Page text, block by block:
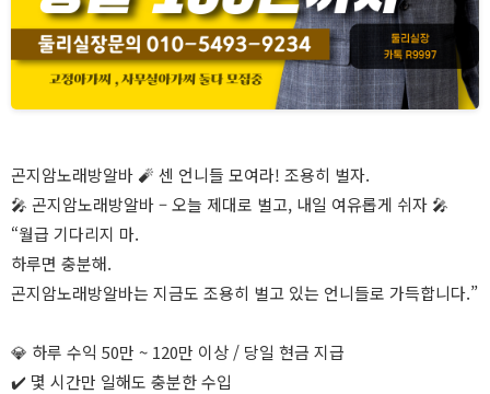
곤지암노래방알바 🧨 센 언니들 모여라! 조용히 벌자.
🎤 곤지암노래방알바 – 오늘 제대로 벌고, 내일 여유롭게 쉬자 🎤
“월급 기다리지 마.
하루면 충분해.
곤지암노래방알바는 지금도 조용히 벌고 있는 언니들로 가득합니다.”
💎 하루 수익 50만 ~ 120만 이상 / 당일 현금 지급
✔️ 몇 시간만 일해도 충분한 수입